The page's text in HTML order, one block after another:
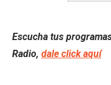
Escucha tus
Radio, dale click aquí